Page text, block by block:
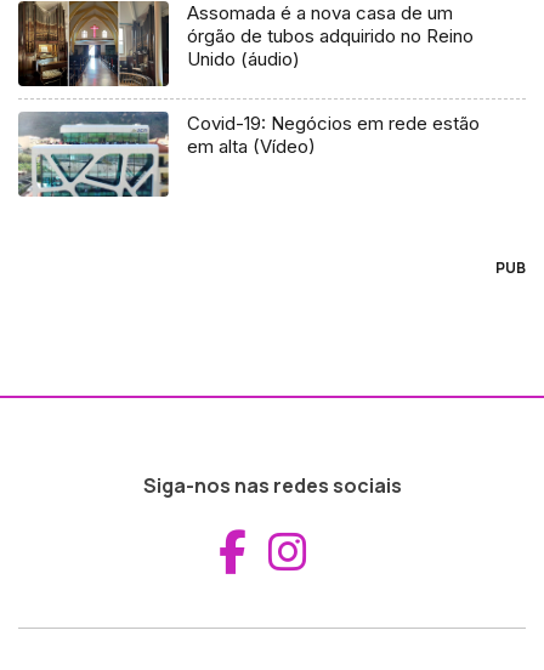
Assomada é a nova casa de um
órgão de tubos adquirido no Reino
Unido (áudio)
Covid-19: Negócios em rede estão
em alta (Vídeo)
PUB
Siga-nos nas redes sociais
Aceder ao